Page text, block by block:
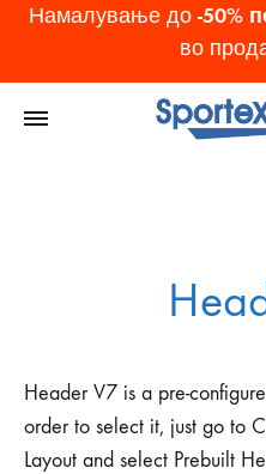
Намалување до -50%
во
Header V7 is a pre-
order to select it, just go to
Layout and select Prebuilt